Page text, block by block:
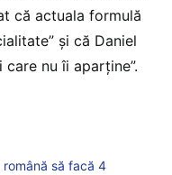
că actuala formulă
și că Daniel
nu îi aparține”.
română să facă 4